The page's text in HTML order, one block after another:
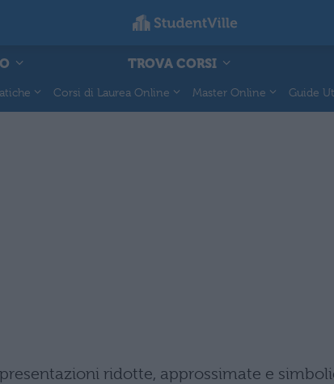
TROVA CORSI
Corsi di Laurea Online Master Online Guide
ridotte, approssimate e